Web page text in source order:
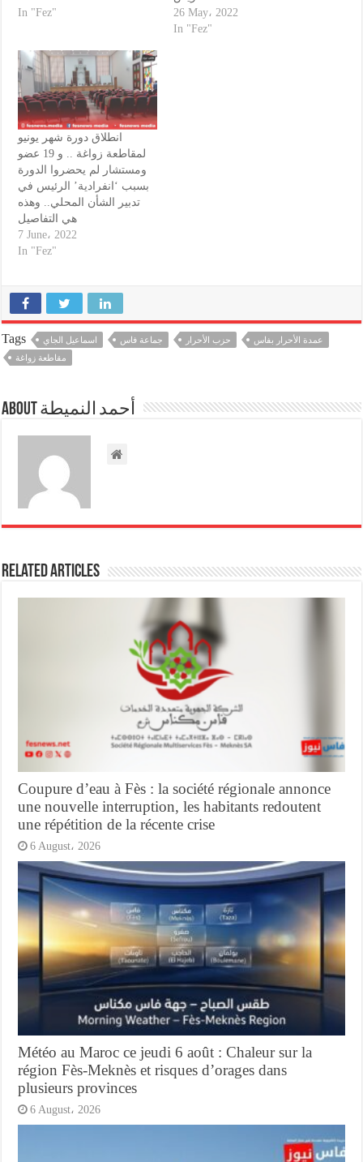
In "Fez"
26 May، 2022
In "Fez"
انطلاق دورة شهر يونيو
لمقاطعة زواغة .. و 19 عضو
ومستشار لم يحضروا الدورة
بسبب ‘انفرادية’ الرئيس في
تدبير الشأن المحلي.. وهذه
هي التفاصيل
7 June، 2022
In "Fez"
Tags اسماعيل الجاي جماعة فاس حزب الأحرار
عمدة الأحرار بفاس
مقاطعة زواغة
About أحمد النميطة
Related Articles
Coupure d’eau à Fès : la société régionale annonce
une nouvelle interruption, les habitants redoutent
une répétition de la récente crise
6 August، 2026
Météo au Maroc ce jeudi 6 août : Chaleur sur la
région Fès-Meknès et risques d’orages dans
plusieurs provinces
6 August، 2026